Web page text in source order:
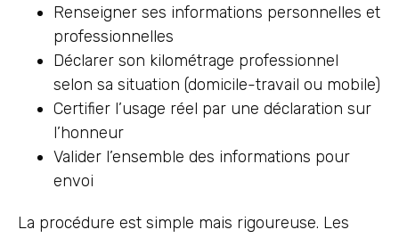
Renseigner ses informations personnelles et
professionnelles
Déclarer son kilométrage professionnel
selon sa situation (domicile-travail ou mobile)
Certifier l’usage réel par une déclaration sur
l’honneur
Valider l’ensemble des informations pour
envoi
La procédure est simple mais rigoureuse. Les